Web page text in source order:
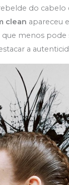
do cabelo
clean apareceu
menos pode
a